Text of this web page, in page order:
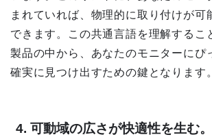
まれていれば、物理的に取り付けが可
できます。この共通言語を理解するこ
製品の中から、あなたのモニターにぴ
確実に見つけ出すための鍵となります。
4. 可動域の広さが快適性を生む